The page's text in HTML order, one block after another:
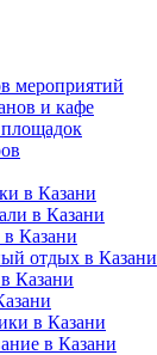
мероприятий
и кафе
в Казани
в Казани
в Казани
отдых в Казани
Казани
в Казани
в Казани